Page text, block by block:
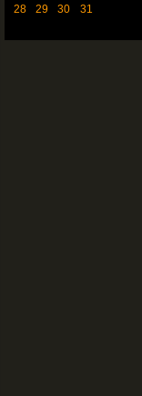
28
29 30 31